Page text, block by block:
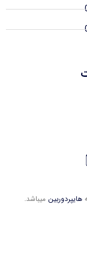
هایپردوربین میباشد.